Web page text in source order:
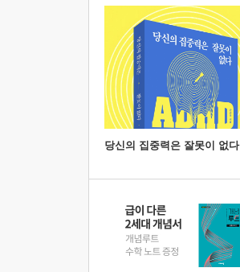
당신의 집중력은 잘못이 없다